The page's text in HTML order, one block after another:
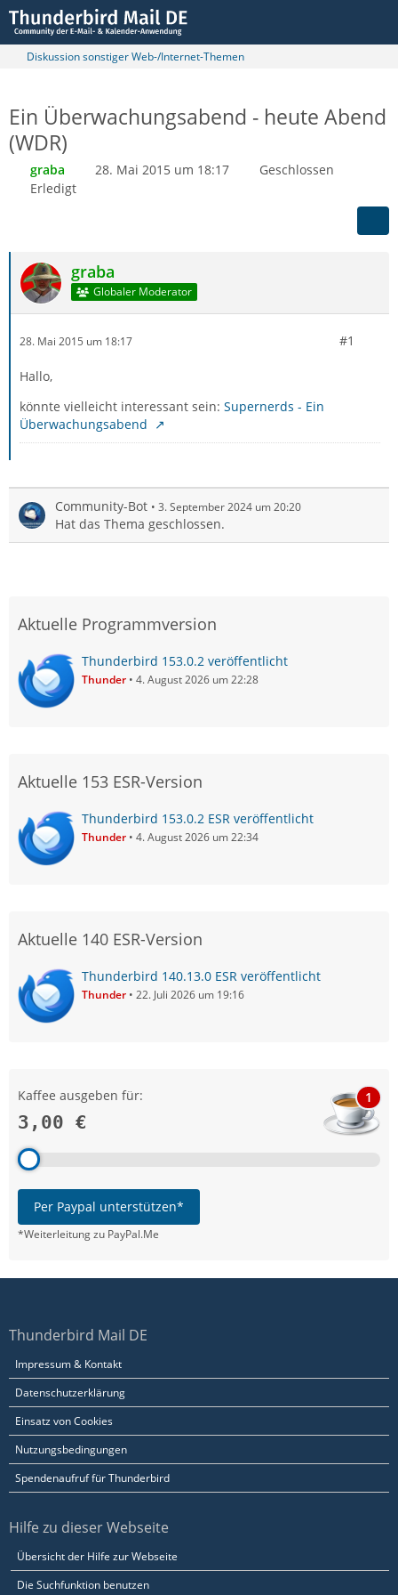
Diskussion sonstiger Web-/Internet-Themen
Ein Überwachungsabend - heute Abend
(WDR)
graba 28. Mai 2015 um 18:17
Geschlossen
Erledigt
graba
Globaler Moderator
28. Mai 2015 um 18:17 #1
Hallo,
könnte vielleicht interessant sein: Supernerds - Ein
Überwachungsabend
Community-Bot 3. September 2024 um 20:20
Hat das Thema geschlossen.
Aktuelle Programmversion
Thunderbird 153.0.2 veröffentlicht
Thunder 4. August 2026 um 22:28
Aktuelle 153 ESR-Version
Thunderbird 153.0.2 ESR veröffentlicht
Thunder 4. August 2026 um 22:34
Aktuelle 140 ESR-Version
Thunderbird 140.13.0 ESR veröffentlicht
Thunder 22. Juli 2026 um 19:16
Kaffee ausgeben für:
3,00 €
1
Per Paypal unterstützen*
*Weiterleitung zu PayPal.Me
Thunderbird Mail DE
Impressum & Kontakt
Datenschutzerklärung
Einsatz von Cookies
Nutzungsbedingungen
Spendenaufruf für Thunderbird
Hilfe zu dieser Webseite
Übersicht der Hilfe zur Webseite
Die Suchfunktion benutzen